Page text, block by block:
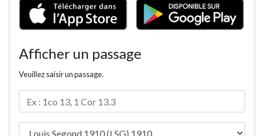
Afficher un passage
Veuillez saisir un passage.